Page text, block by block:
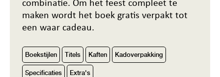
combinatie. Om het feest compleet te
maken wordt het boek gratis verpakt tot
een waar cadeau.
Boekstijlen Titels Kaften Kadoverpakking
Specificaties Extra's